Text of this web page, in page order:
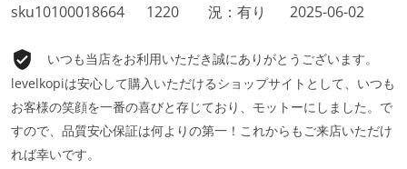
sku10100018664
1220
況：有り
2025-06-02
いつも当店をお利用いただき誠にありがとうございます。
levelkopiは安心して購入いただけるショップサイトとして、いつも
お客様の笑顔を一番の喜びと存じており、モットーにしました。で
すので、品質安心保証は何よりの第一！これからもご来店いただけ
れば幸いです。